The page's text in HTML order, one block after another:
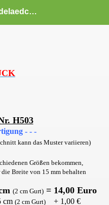
maggys-hundelaedchen
H503
- - -
kann das Muster variieren)
Größen bekommen,
Breite von 15 mm behalten
(2 cm Gurt) = 14,00 Euro
(2 cm Gurt)+ 1,00 €